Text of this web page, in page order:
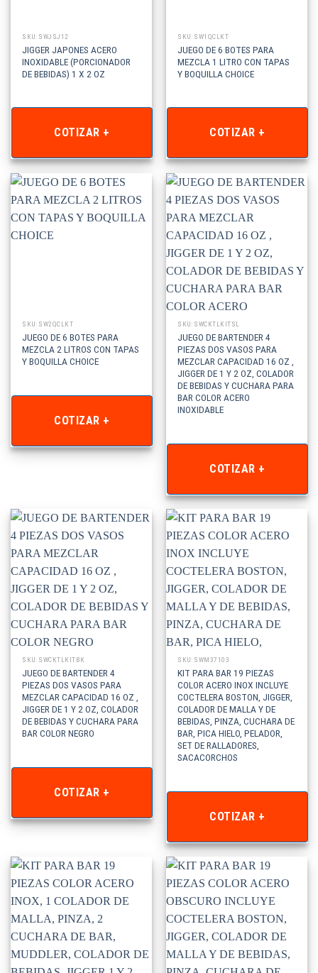
SKU: SWJSJ12
JIGGER JAPONES ACERO
INOXIDABLE (PORCIONADOR
DE BEBIDAS) 1 X 2 OZ
COTIZAR +
SKU: SW1QCLKT
JUEGO DE 6 BOTES PARA
MEZCLA 1 LITRO CON TAPAS
Y BOQUILLA CHOICE
COTIZAR +
SKU: SW2QCLKT
JUEGO DE 6 BOTES PARA
MEZCLA 2 LITROS CON TAPAS
Y BOQUILLA CHOICE
COTIZAR +
SKU: SWCKTLKITSL
JUEGO DE BARTENDER 4
PIEZAS DOS VASOS PARA
MEZCLAR CAPACIDAD 16 OZ ,
JIGGER DE 1 Y 2 OZ, COLADOR
DE BEBIDAS Y CUCHARA PARA
BAR COLOR ACERO
INOXIDABLE
COTIZAR +
SKU: SWCKTLKITBK
JUEGO DE BARTENDER 4
PIEZAS DOS VASOS PARA
MEZCLAR CAPACIDAD 16 OZ ,
JIGGER DE 1 Y 2 OZ, COLADOR
DE BEBIDAS Y CUCHARA PARA
BAR COLOR NEGRO
COTIZAR +
SKU: SWM37103
KIT PARA BAR 19 PIEZAS
COLOR ACERO INOX INCLUYE
COCTELERA BOSTON, JIGGER,
COLADOR DE MALLA Y DE
BEBIDAS, PINZA, CUCHARA DE
BAR, PICA HIELO, PELADOR,
SET DE RALLADORES,
SACACORCHOS
COTIZAR +